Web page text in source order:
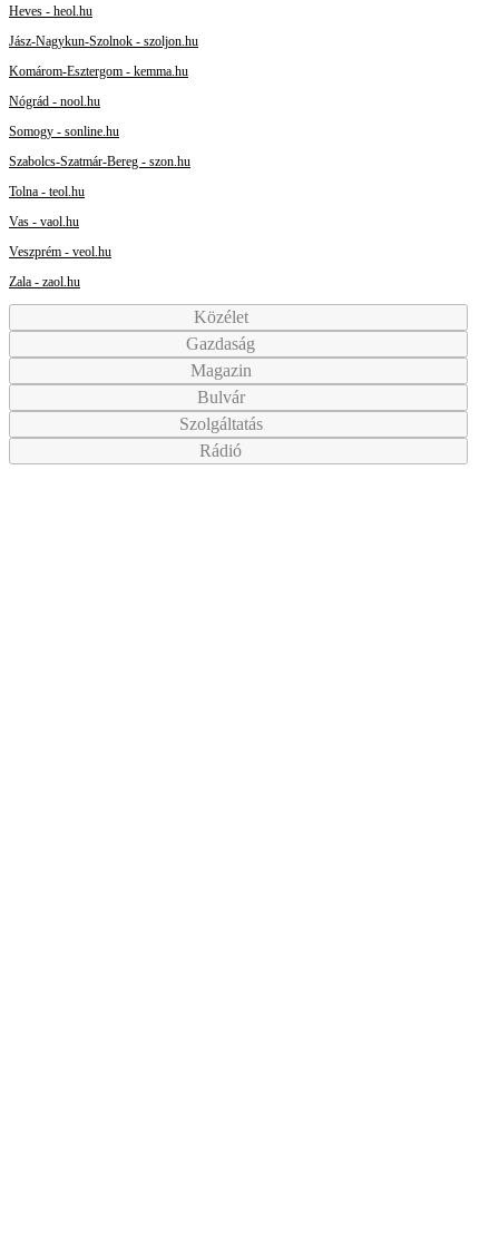
Heves - heol.hu
Jász-Nagykun-Szolnok - szoljon.hu
Komárom-Esztergom - kemma.hu
Nógrád - nool.hu
Somogy - sonline.hu
Szabolcs-Szatmár-Bereg - szon.hu
Tolna - teol.hu
Vas - vaol.hu
Veszprém - veol.hu
Zala - zaol.hu
Közélet
Gazdaság
Magazin
Bulvár
Szolgáltatás
Rádió